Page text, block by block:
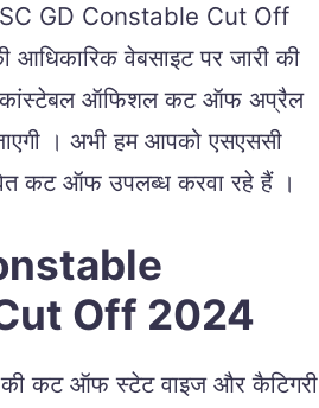
GD Constable Cut Off
वेबसाइट पर जारी की
कांस्टेबल ऑफिशल कट ऑफ अप्रैल
। अभी हम आपको एसएससी
कट ऑफ उपलब्ध करवा रहे हैं ।
Off 2024
की कट ऑफ स्टेट वाइज और कैटिगरी